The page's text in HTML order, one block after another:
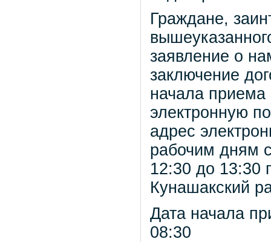
Граждане,
заявление о
заключение
начала приема
электронную
адрес
рабочим дням
12:30 до 13:30
Кунашакский
Дата начала
08:30